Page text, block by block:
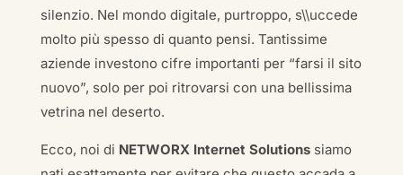
silenzio. Nel mondo digitale, purtroppo, s\\uccede
molto più spesso di quanto pensi. Tantissime
aziende investono cifre importanti per “farsi il sito
nuovo”, solo per poi ritrovarsi con una bellissima
vetrina nel deserto.
Ecco, noi di NETWORX Internet Solutionssiamo